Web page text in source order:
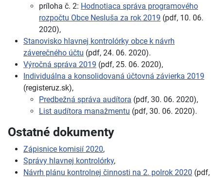
príloha č. 2: Hodnotiaca správa programového
rozpočtu Obce Nesluša za rok 2019 (pdf, 10. 06.
2020),
Stanovisko hlavnej kontrolórky obce k návrh
záverečného účtu (pdf, 24. 06. 2020).
Výročná správa 2019 (pdf, 25. 06. 2020),
Individuálna a konsolidovaná účtovná závierka 2019
(registeruz.sk),
Predbežná správa audítora (pdf, 30. 06. 2020),
List audítora manažmentu (pdf, 30. 06. 2020).
Ostatné dokumenty
Zápisnice komisií 2020,
Správy hlavnej kontrolórky,
Návrh plánu kontrolnej činnosti na 2. polrok 2020 (pdf,